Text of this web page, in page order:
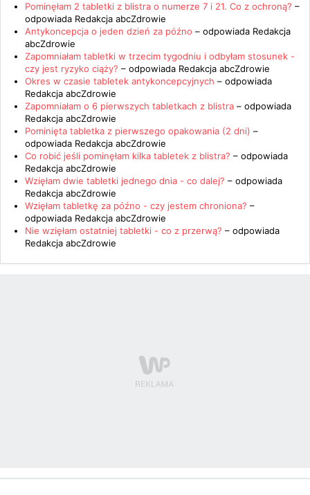
Pominęłam 2 tabletki z blistra o numerze 7 i 21. Co z ochroną? –
odpowiada Redakcja abcZdrowie
Antykoncepcja o jeden dzień za późno – odpowiada Redakcja
abcZdrowie
Zapomniałam tabletki w trzecim tygodniu i odbyłam stosunek -
czy jest ryzyko ciąży? – odpowiada Redakcja abcZdrowie
Okres w czasie tabletek antykoncepcyjnych – odpowiada
Redakcja abcZdrowie
Zapomniałam o 6 pierwszych tabletkach z blistra – odpowiada
Redakcja abcZdrowie
Pominięta tabletka z pierwszego opakowania (2 dni) –
odpowiada Redakcja abcZdrowie
Co robić jeśli pominęłam kilka tabletek z blistra? – odpowiada
Redakcja abcZdrowie
Wzięłam dwie tabletki jednego dnia - co dalej? – odpowiada
Redakcja abcZdrowie
Wzięłam tabletkę za późno - czy jestem chroniona? –
odpowiada Redakcja abcZdrowie
Nie wzięłam ostatniej tabletki - co z przerwą? – odpowiada
Redakcja abcZdrowie